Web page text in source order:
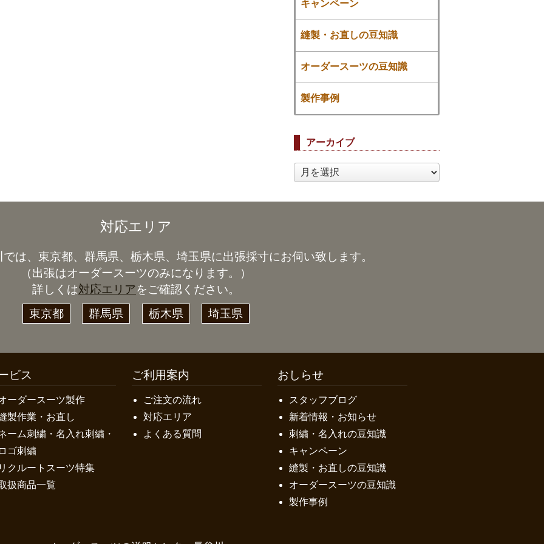
キャンペーン
縫製・お直しの豆知識
オーダースーツの豆知識
製作事例
アーカイブ
ア
ー
対応エリア
は、東京都、群馬県、栃木県、埼玉県に出張採寸にお伺い致します。
（出張はオーダースーツのみになります。）
詳しくは対応エリアをご確認ください。
東京都
群馬県 栃木県 埼玉県
ビス
ーダースーツ製作
製作業・お直し
ーム刺繍・名入れ刺繍・
ロゴ刺繍
リクルートスーツ特集
扱商品一覧
ご利用案内
ご注文の流れ
対応エリア
よくある質問
おしらせ
スタッフブログ
新着情報・お知らせ
刺繍・名入れの豆知識
キャンペーン
縫製・お直しの豆知識
オーダースーツの豆知識
製作事例